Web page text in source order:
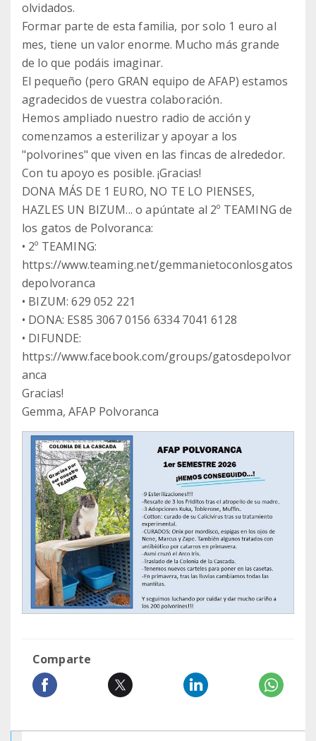
olvidados.
Formar parte de esta familia, por solo 1 euro al
mes, tiene un valor enorme. Mucho más grande
de lo que podáis imaginar.
El pequeño (pero GRAN equipo de AFAP) estamos
agradecidos de vuestra colaboración.
Hemos ampliado nuestro radio de acción y
comenzamos a esterilizar y apoyar a los
"polvorines" que viven en las fincas de alrededor.
Con tu apoyo es posible. ¡Gracias!
DONA MÁS DE 1 EURO, NO TE LO PIENSES,
HAZLES UN BIZUM... o apúntate al 2º TEAMING de
los gatos de Polvoranca:
• 2º TEAMING:
https://www.teaming.net/gemmanietoconlosgatos
depolvoranca
• BIZUM: 629 052 221
• DONA: ES85 3067 0156 6334 7041 6128
• DIFUNDE:
https://www.facebook.com/groups/gatosdepolvor
anca
Gracias!
Gemma, AFAP Polvoranca
Comparte